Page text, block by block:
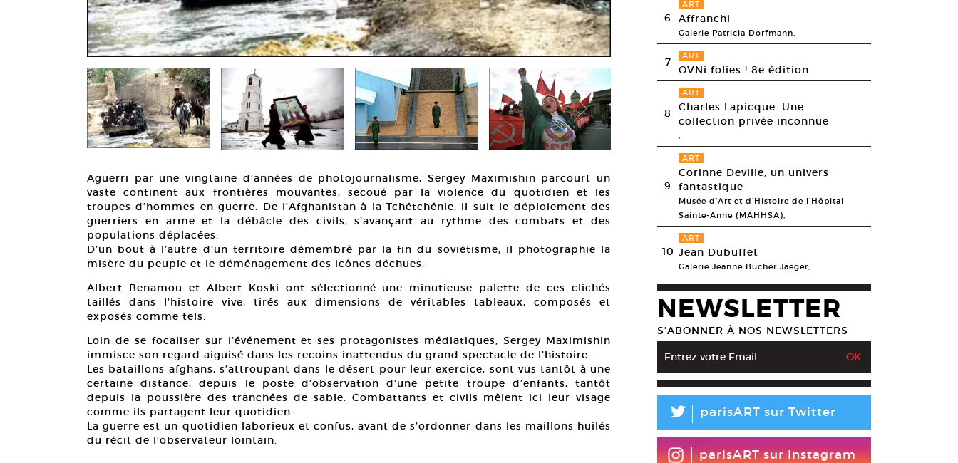
Aguerri par une vingtaine d’années de photojournalisme, Sergey Maximishin parcourt un
vaste continent aux frontières mouvantes, secoué par la violence du quotidien et les
troupes d’hommes en guerre. De l’Afghanistan à la Tchétchénie, il suit le déploiement des
guerriers en arme et la débâcle des civils, s’avançant au rythme des combats et des
populations déplacées.
D’un bout à l’autre d’un territoire démembré par la fin du soviétisme, il photographie la
misère du peuple et le déménagement des icônes déchues.
Albert Benamou et Albert Koski ont sélectionné une minutieuse palette de ces clichés
taillés dans l’histoire vive, tirés aux dimensions de véritables tableaux, composés et
exposés comme tels.
Loin de se focaliser sur l’événement et ses protagonistes médiatiques, Sergey Maximishin
immisce son regard aiguisé dans les recoins inattendus du grand spectacle de l’histoire.
Les bataillons afghans, s’attroupant dans le désert pour leur exercice, sont vus tantôt à une
certaine distance, depuis le poste d’observation d’une petite troupe d’enfants, tantôt
depuis la poussière des tranchées de sable. Combattants et civils mêlent ici leur visage
comme ils partagent leur quotidien.
La guerre est un quotidien laborieux et confus, avant de s’ordonner dans les maillons huilés
du récit de l’observateur lointain.
6
ART
Affranchi
Galerie Patricia Dorfmann,
7 ART
OVNi folies ! 8e édition
8
ART
Charles Lapicque. Une
collection privée inconnue
,
9
ART
Corinne Deville, un univers
fantastique
Musée d’Art et d’Histoire de l’Hôpital
Sainte-Anne (MAHHSA),
10
ART
Jean Dubuffet
Galerie Jeanne Bucher Jaeger,
NEWSLETTER
S’ABONNER À NOS NEWSLETTERS
L parisART sur Twitter
parisART sur Instagram